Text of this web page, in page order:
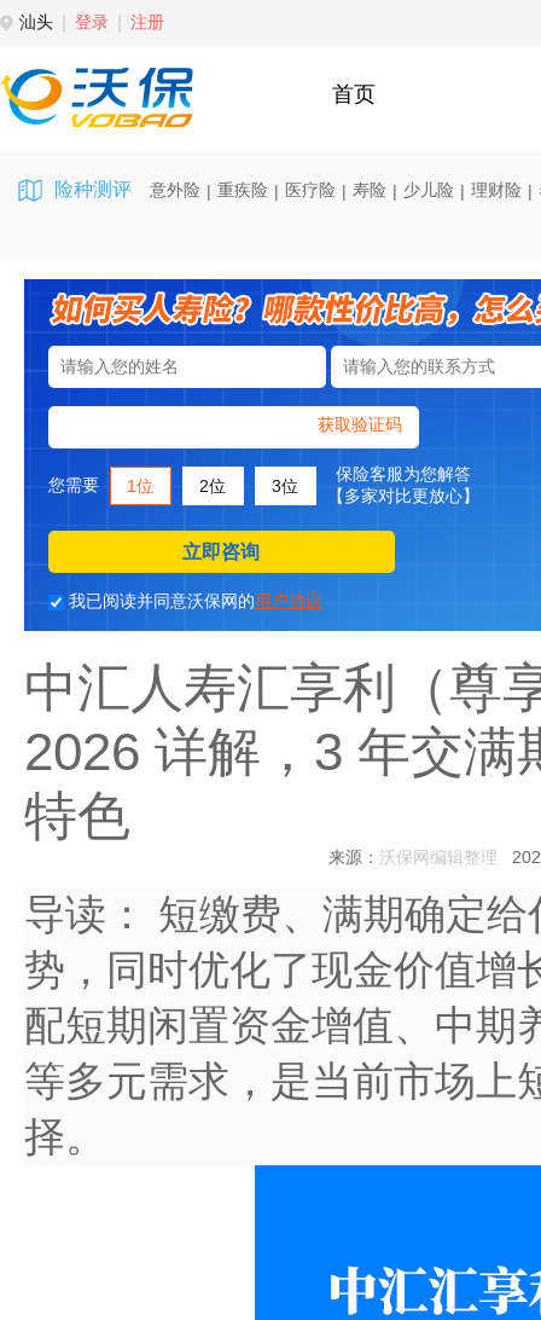
汕头 登录 注册
首页
险种测评 意外险 | 重疾险 | 医疗险 | 寿险 | 少儿险 | 理财险 |
获取验证码
您需要 1位 2位 3位
保险客服为您解答
【多家对比更放心】
立即咨询
我已阅读并同意沃保网的用户协议
中汇人寿汇享利（尊
2026 详解，3 年交满
特色
来源： 沃保网编辑整理
导读：
短缴费、满期确定
势，同时优化了现金价值增
配短期闲置资金增值、中期
等多元需求，是当前市场上
择。